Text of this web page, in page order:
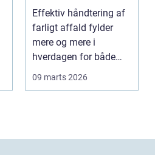
virksomheden
Effektiv håndtering af
farligt affald fylder
mere og mere i
hverdagen for både
produktionsvirksomhe
09 marts 2026